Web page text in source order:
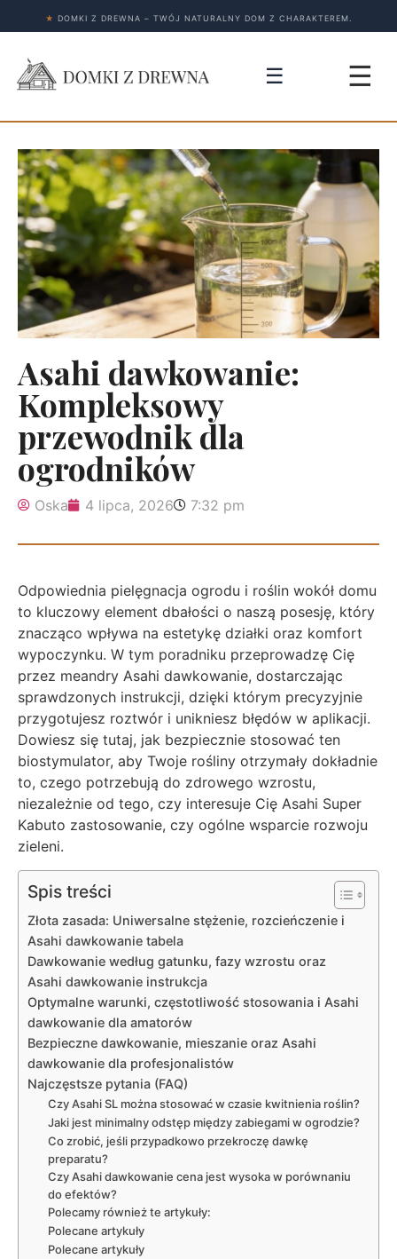
★ DOMKI Z DREWNA – TWÓJ NATURALNY DOM Z CHARAKTEREM.
☰ ☰
Asahi dawkowanie:
Kompleksowy
przewodnik dla
ogrodników
Oska 4 lipca, 2026 7:32 pm
Odpowiednia pielęgnacja ogrodu i roślin wokół domu
to kluczowy element dbałości o naszą posesję, który
znacząco wpływa na estetykę działki oraz komfort
wypoczynku. W tym poradniku przeprowadzę Cię
przez meandry Asahi dawkowanie, dostarczając
sprawdzonych instrukcji, dzięki którym precyzyjnie
przygotujesz roztwór i unikniesz błędów w aplikacji.
Dowiesz się tutaj, jak bezpiecznie stosować ten
biostymulator, aby Twoje rośliny otrzymały dokładnie
to, czego potrzebują do zdrowego wzrostu,
niezależnie od tego, czy interesuje Cię Asahi Super
Kabuto zastosowanie, czy ogólne wsparcie rozwoju
zieleni.
Spis treści
Złota zasada: Uniwersalne stężenie, rozcieńczenie i
Asahi dawkowanie tabela
Dawkowanie według gatunku, fazy wzrostu oraz
Asahi dawkowanie instrukcja
Optymalne warunki, częstotliwość stosowania i Asahi
dawkowanie dla amatorów
Bezpieczne dawkowanie, mieszanie oraz Asahi
dawkowanie dla profesjonalistów
Najczęstsze pytania (FAQ)
Czy Asahi SL można stosować w czasie kwitnienia roślin?
Jaki jest minimalny odstęp między zabiegami w ogrodzie?
Co zrobić, jeśli przypadkowo przekroczę dawkę
preparatu?
Czy Asahi dawkowanie cena jest wysoka w porównaniu
do efektów?
Polecamy również te artykuły:
Polecane artykuły
Polecane artykuły